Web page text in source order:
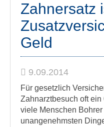
Zahnersatz
Geld
9.09.2014
Für gesetzlich
Zahnarztbesuch oft ein
viele Menschen
unangenehmsten